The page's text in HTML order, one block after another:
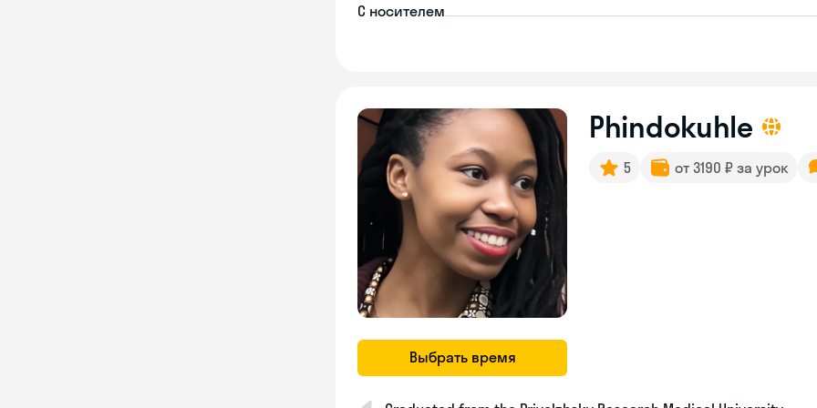
С носителем
Выбрать время
Phindokuhle
5 от 3190 ₽ за урок